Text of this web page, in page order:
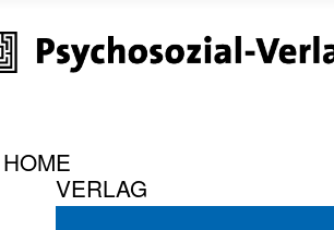
HOME
VERLAG